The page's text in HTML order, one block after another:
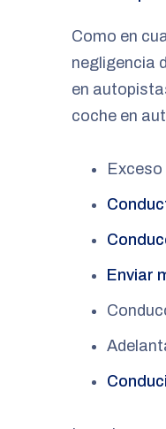
Como en
negligencia
en
coche en
Exceso
Enviar